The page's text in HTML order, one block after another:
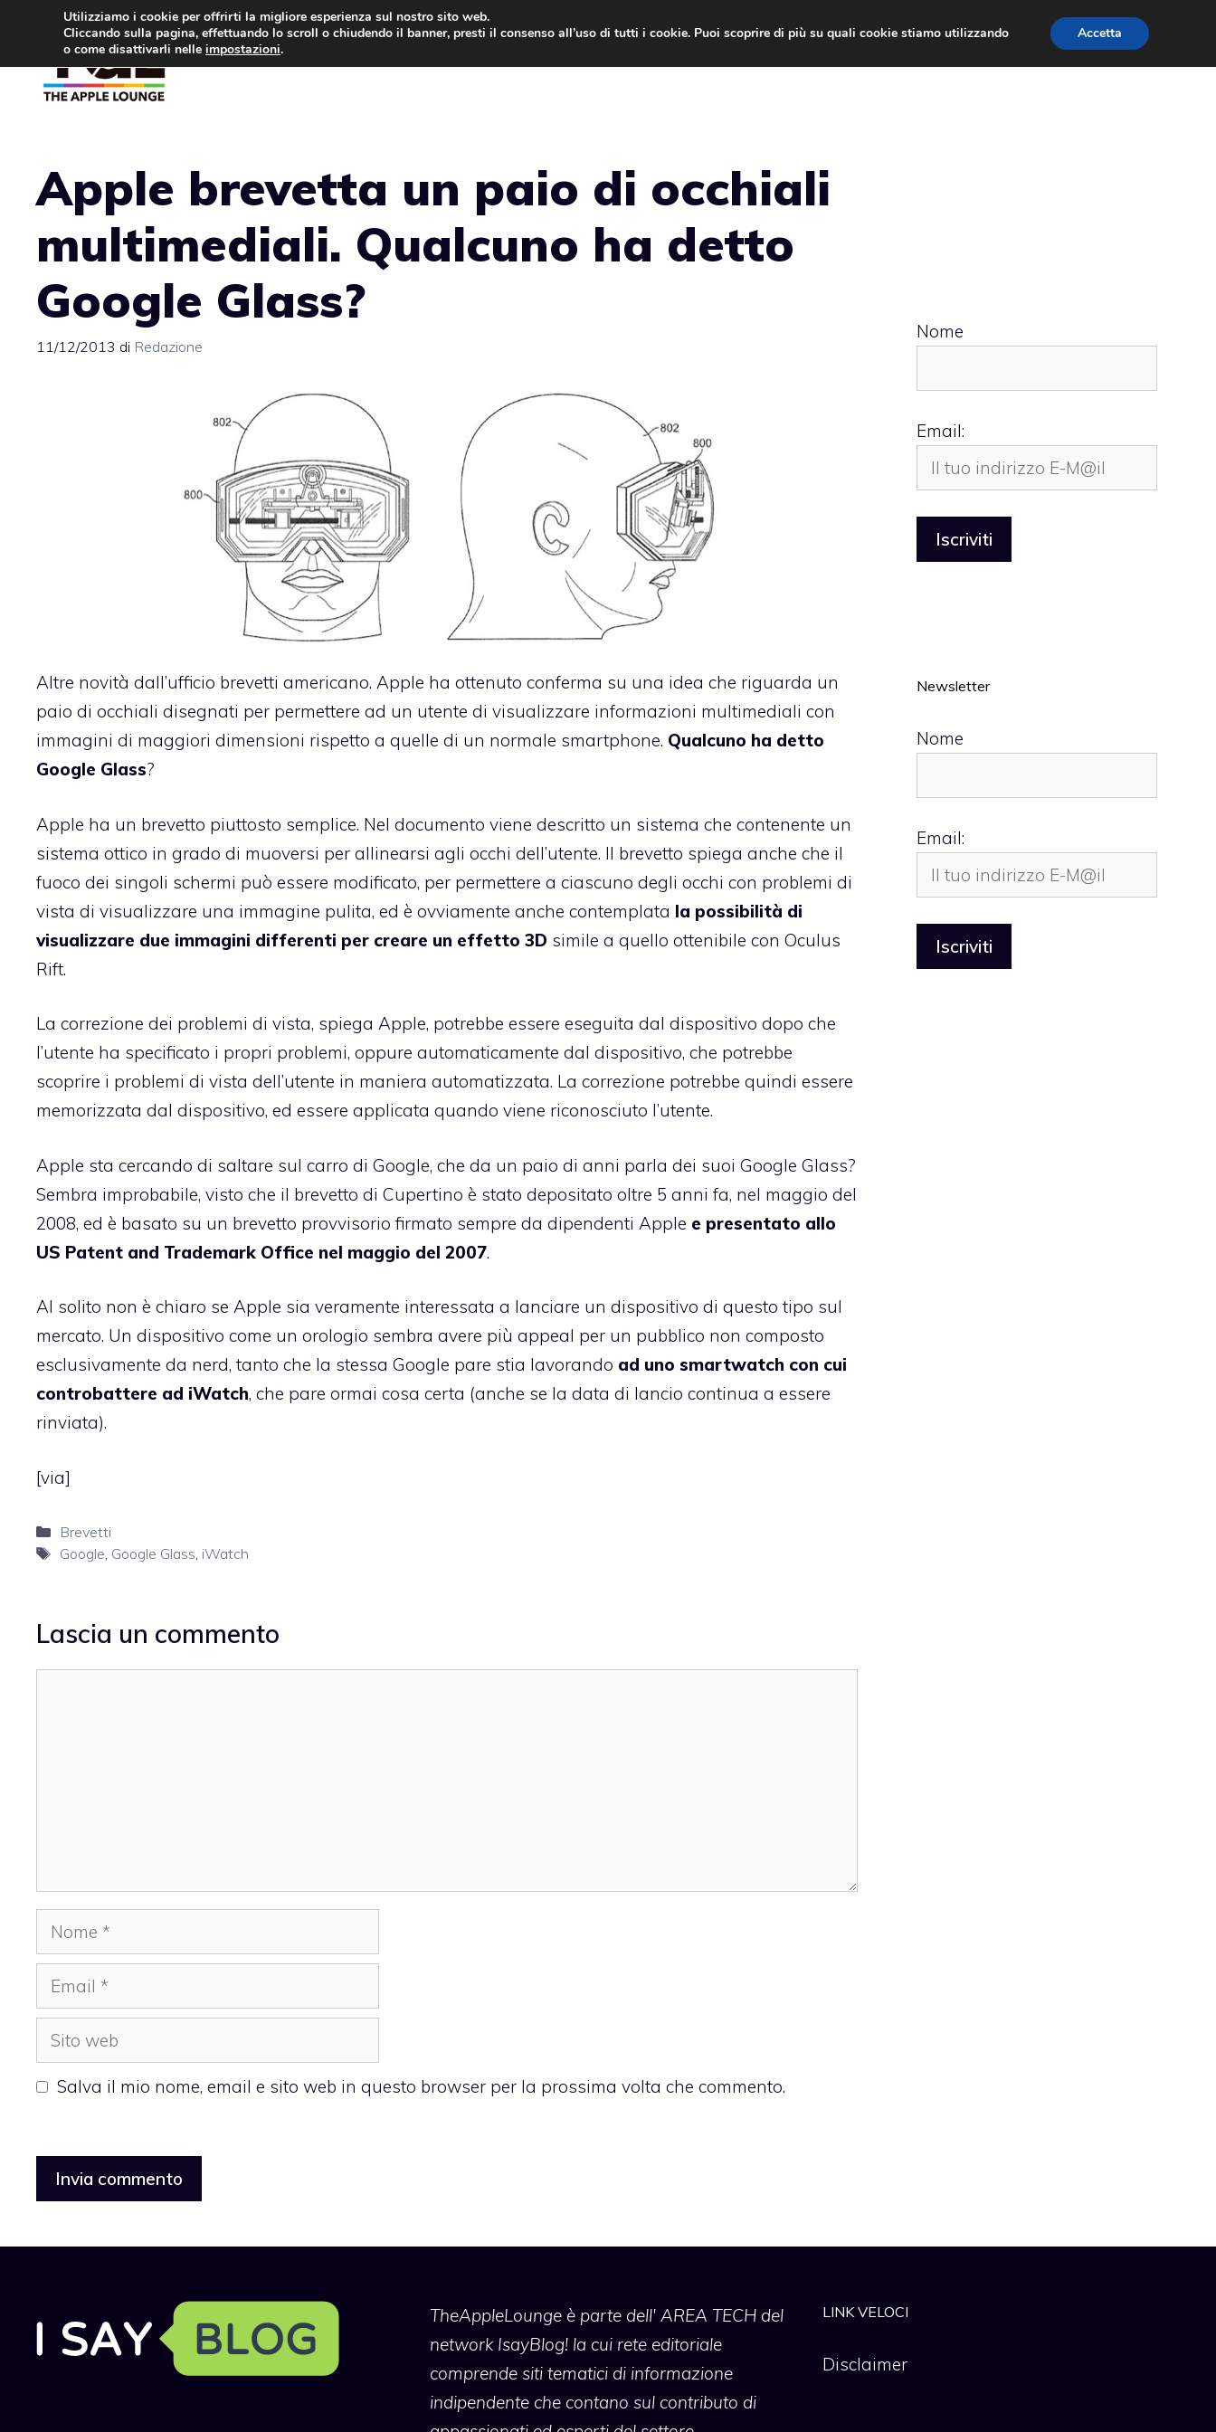
contenuto
Apple brevetta un paio di occhiali
multimediali. Qualcuno ha detto
Google Glass?
11/12/2013 di Redazione
Altre novità dall’ufficio brevetti americano. Apple ha ottenuto conferma su una idea che riguarda un
paio di occhiali disegnati per permettere ad un utente di visualizzare informazioni multimediali con
immagini di maggiori dimensioni rispetto a quelle di un normale smartphone. Qualcuno ha detto
Google Glass?
Apple ha un brevetto piuttosto semplice. Nel documento viene descritto un sistema che contenente un
sistema ottico in grado di muoversi per allinearsi agli occhi dell’utente. Il brevetto spiega anche che il
fuoco dei singoli schermi può essere modificato, per permettere a ciascuno degli occhi con problemi di
vista di visualizzare una immagine pulita, ed è ovviamente anche contemplata la possibilità di
visualizzare due immagini differenti per creare un effetto 3D simile a quello ottenibile con Oculus
Rift.
La correzione dei problemi di vista, spiega Apple, potrebbe essere eseguita dal dispositivo dopo che
l’utente ha specificato i propri problemi, oppure automaticamente dal dispositivo, che potrebbe
scoprire i problemi di vista dell’utente in maniera automatizzata. La correzione potrebbe quindi essere
memorizzata dal dispositivo, ed essere applicata quando viene riconosciuto l’utente.
Apple sta cercando di saltare sul carro di Google, che da un paio di anni parla dei suoi Google Glass?
Sembra improbabile, visto che il brevetto di Cupertino è stato depositato oltre 5 anni fa, nel maggio del
2008, ed è basato su un brevetto provvisorio firmato sempre da dipendenti Apple e presentato allo
US Patent and Trademark Office nel maggio del 2007.
Al solito non è chiaro se Apple sia veramente interessata a lanciare un dispositivo di questo tipo sul
mercato. Un dispositivo come un orologio sembra avere più appeal per un pubblico non composto
esclusivamente da nerd, tanto che la stessa Google pare stia lavorando ad uno smartwatch con cui
controbattere ad iWatch, che pare ormai cosa certa (anche se la data di lancio continua a essere
rinviata).
[via]
Categorie
Brevetti
Tag
Google, Google Glass, iWatch
Lascia un commento
Nome
Email
Sito
web
Salva il mio nome, email e sito web in questo browser per la prossima volta che commento.
Nome
Email:
Newsletter
Nome
Email:
TheAppleLoungeè parte dell' AREA TECH del
network IsayBlog! la cui rete editoriale
comprende siti tematici di informazione
indipendente che contano sul contributo di
LINK VELOCI
Disclaimer
Utilizziamo i cookie per offrirti la migliore esperienza sul nostro sito web.
Cliccando sulla pagina, effettuando lo scroll o chiudendo il banner, presti il consenso all’uso di tutti i cookie. Puoi scoprire di più su quali cookie stiamo utilizzando
o come disattivarli nelle impostazioni.
Accetta